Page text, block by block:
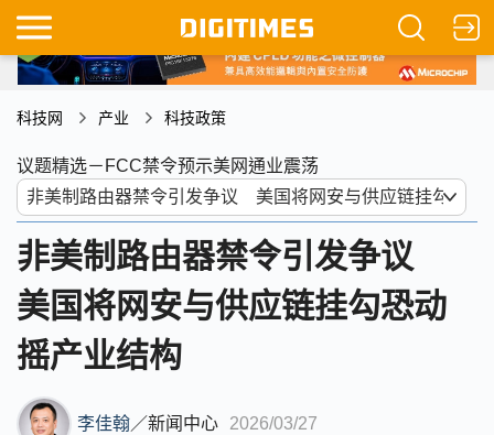
科技网 产业 科技政策
议题精选－FCC禁令预示美网通业震荡
非美制路由器禁令引发争议
美国将网安与供应链挂勾恐动
摇产业结构
李佳翰／新闻中心 2026/03/27